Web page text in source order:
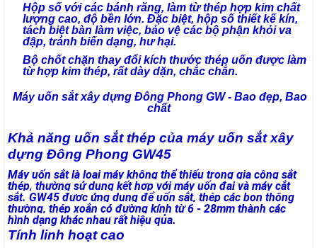
Hộp số với các bánh răng, làm từ thép hợp kim chất
lượng cao, độ bền lớn. Đặc biệt, hộp số thiết kế kín,
tách biệt bàn làm việc, bảo vệ các bộ phận khỏi va
đập, tránh biến dạng, hư hại.
Bộ chốt chặn thay đổi kích thước thép uốn được làm
từ hợp kim thép, rất dày dặn, chắc chắn.
Máy uốn sắt xây dựng Đông Phong GW - Bao đẹp, Bao
chất
Khả năng uốn sắt thép của máy uốn sắt xây
dựng Đông Phong GW45
Máy uốn sắt là loại máy không thể thiếu trong gia công sắt
thép, thường sử dụng kết hợp với máy uốn đai và máy cắt
sắt. GW45 được ứng dụng để uốn sắt, thép các bon thông
thường, thép xoắn có đường kính từ 6 - 28mm thành các
hình dạng khác nhau rất hiệu qủa.
Tính linh hoạt cao